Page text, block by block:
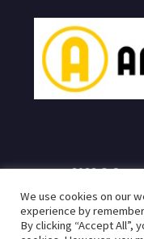
2023 ©
Sito realizzato da:
We use cookies on our
experience by
By clicking “Accept All”,